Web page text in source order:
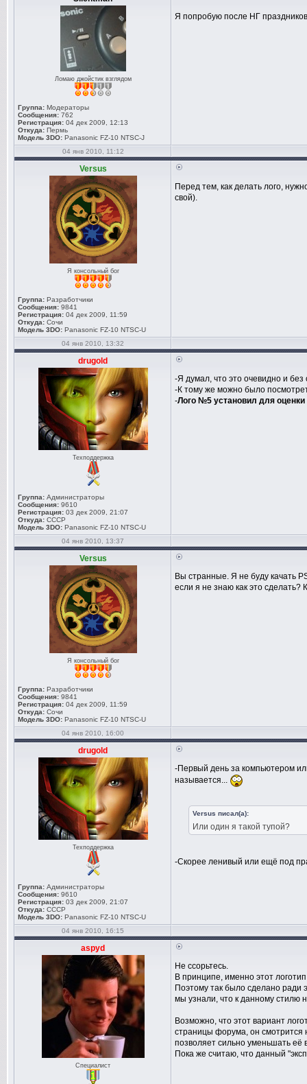
Ломаю джойстик взглядом
Группа: Модераторы
Сообщения: 762
Регистрация: 04 дек 2009, 12:13
Откуда: Пермь
Модель 3DO: Panasonic FZ-10 NTSC-J
Я попробую после НГ
04 янв 2010, 11:12
Versus
Я консольный бог
Группа: Разработчики
Сообщения: 9841
Регистрация: 04 дек 2009, 11:59
Откуда: Сочи
Модель 3DO: Panasonic FZ-10 NTSC-U
Перед тем, как делать лого,
свой).
04 янв 2010, 13:32
drugold
Техподдержка
Группа: Администраторы
Сообщения: 9610
Регистрация: 03 дек 2009, 21:07
Откуда: СССР
Модель 3DO: Panasonic FZ-10 NTSC-U
-Я думал, что это очевидно и
-К тому же можно было
-Лого №5 установил для
04 янв 2010, 13:37
Versus
Я консольный бог
Группа: Разработчики
Сообщения: 9841
Регистрация: 04 дек 2009, 11:59
Откуда: Сочи
Модель 3DO: Panasonic FZ-10 NTSC-U
Вы странные. Я не буду качать
если я не знаю как это сделать?
04 янв 2010, 16:00
drugold
Техподдержка
Группа: Администраторы
Сообщения: 9610
Регистрация: 03 дек 2009, 21:07
Откуда: СССР
Модель 3DO: Panasonic FZ-10 NTSC-U
-Первый день за компьютером
называется...
Versus писал(а):
Или один я такой тупой?
-Скорее ленивый или ещё под
04 янв 2010, 16:15
aspyd
Специалист
Не ссорьтесь.
В принципе, именно этот
Поэтому так было сделано ради
мы узнали, что к данному стилю
Возможно, что этот вариант
страницы форума, он смотрится
позволяет сильно уменьшать её
Пока же считаю, что данный